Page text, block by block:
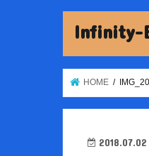
Infinity-
HOME
2018.07.02